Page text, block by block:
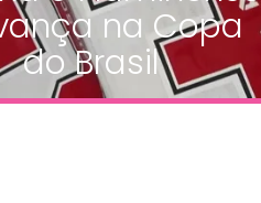
na Copa
do Brasil